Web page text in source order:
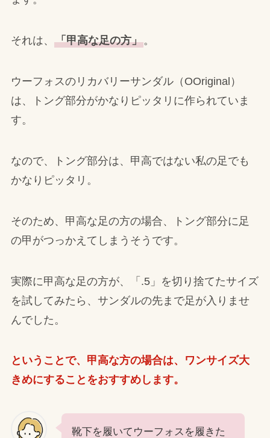
それは、 「甲高な足の方」。
ウーフォスのリカバリーサンダル（OOriginal）
は、トング部分がかなりピッタリに作られていま
す。
なので、トング部分は、甲高ではない私の足でも
かなりピッタリ。
そのため、甲高な足の方の場合、トング部分に足
の甲がつっかえてしまうそうです。
実際に甲高な足の方が、「.5」を切り捨てたサイズ
を試してみたら、サンダルの先まで足が入りませ
んでした。
ということで、甲高な方の場合は、ワンサイズ大
きめにすることをおすすめします。
靴下を履いてウーフォスを履きた